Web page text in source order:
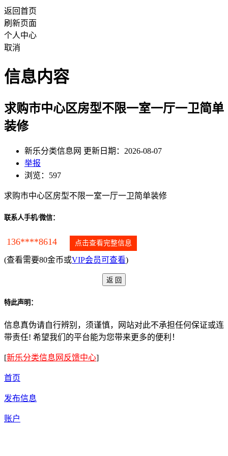
返回首页
刷新页面
个人中心
取消
信息内容
求购市中心区房型不限一室一厅一卫简单
装修
新乐分类信息网 更新日期：2026-08-07
举报
浏览：597
求购市中心区房型不限一室一厅一卫简单装修
联系人手机/微信：
136****8614 点击查看完整信息
(查看需要80金币或VIP会员可查看)
特此声明：
信息真伪请自行辨别，须谨慎，网站对此不承担任何保证或连
带责任! 希望我们的平台能为您带来更多的便利！
[新乐分类信息网反馈中心]
首页
发布信息
账户